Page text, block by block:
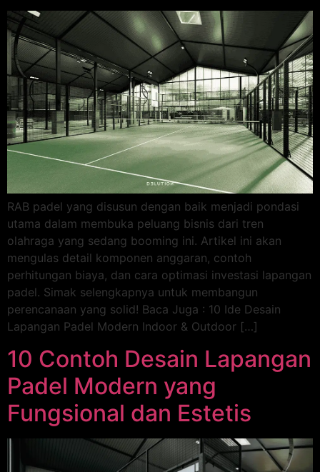
RAB padel yang disusun dengan baik menjadi pondasi
utama dalam membuka peluang bisnis dari tren
olahraga yang sedang booming ini. Artikel ini akan
mengulas detail komponen anggaran, contoh
perhitungan biaya, dan cara optimasi investasi lapangan
padel. Simak selengkapnya untuk membangun
perencanaan yang solid! Baca Juga : 10 Ide Desain
Lapangan Padel Modern Indoor & Outdoor […]
10 Contoh Desain Lapangan
Padel Modern yang
Fungsional dan Estetis